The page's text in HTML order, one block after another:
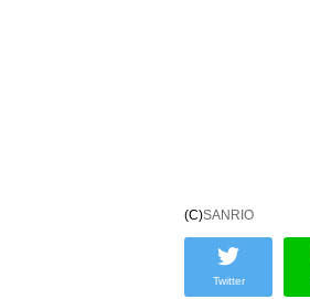
(C)SANRIO
Twitter